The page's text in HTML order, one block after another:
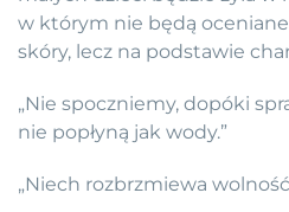
w którym nie będą
skóry, lecz na podstawie
„Nie spoczniemy, dopóki
nie popłyną jak wody.”
„Niech rozbrzmiewa